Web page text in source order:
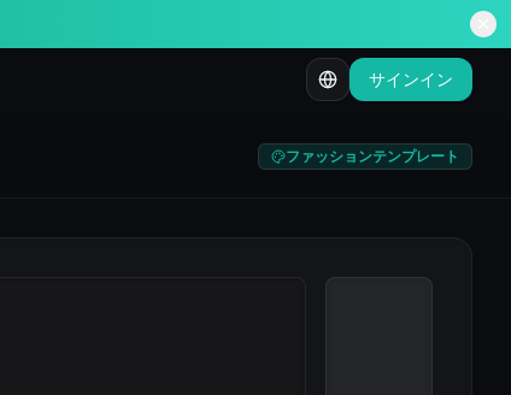
サインイン
ファッションテンプレート